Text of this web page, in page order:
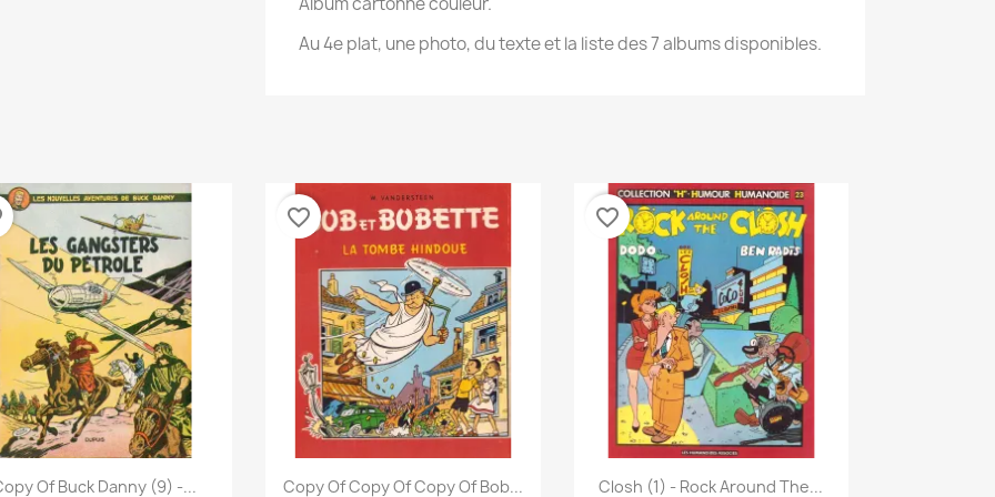
Au 4e plat, une photo, du texte et la liste des 7 albums disponibles.
نظرة سريعة
Of Buck Danny (9) -... نظرة سريعة
Copy Of Copy Of Copy Of Bob...
favorite_border
 نظرة سريعة
Closh (1) - Rock Around The...
favorite_border